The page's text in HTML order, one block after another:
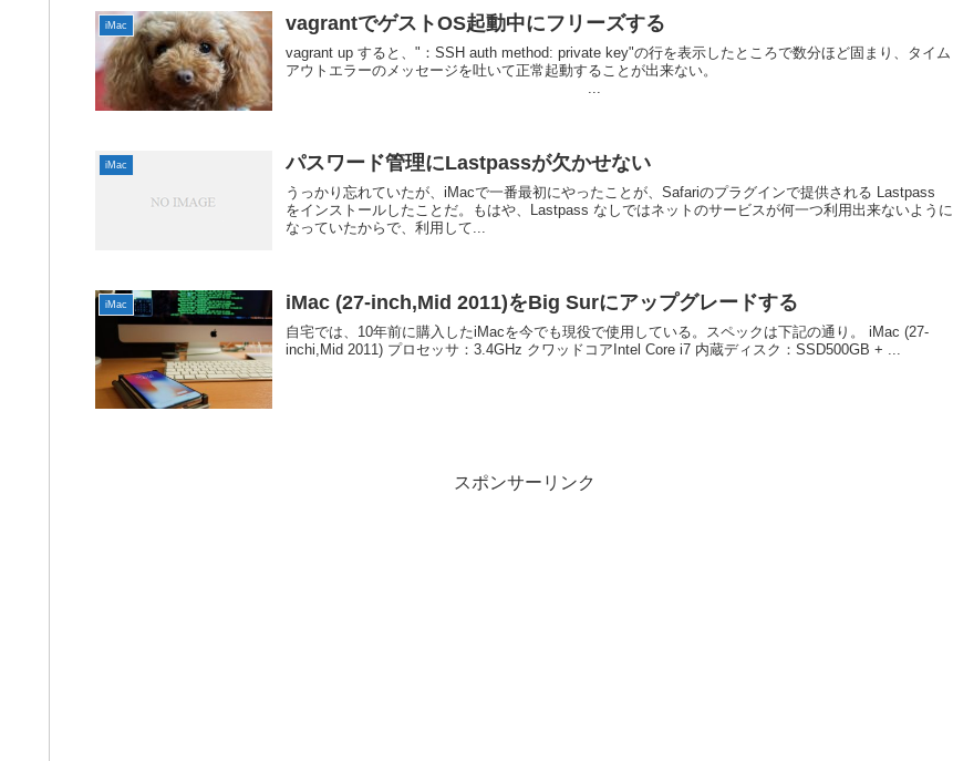
iMac vagrantでゲストOS起動中にフリーズする
vagrant up すると、"：SSH auth method: private key"の行を表示したところで数分ほど固まり、タイム
アウトエラーのメッセージを吐いて正常起動することが出来ない。
...
iMac パスワード管理にLastpassが欠かせない
うっかり忘れていたが、iMacで一番最初にやったことが、Safariのプラグインで提供される Lastpass
をインストールしたことだ。もはや、Lastpass なしではネットのサービスが何一つ利用出来ないように
なっていたからで、利用して...
iMac iMac (27-inch,Mid 2011)をBig Surにアップグレードする
自宅では、10年前に購入したiMacを今でも現役で使用している。スペックは下記の通り。 iMac (27-
inchi,Mid 2011) プロセッサ：3.4GHz クワッドコアIntel Core i7 内蔵ディスク：SSD500GB + ...
スポンサーリンク